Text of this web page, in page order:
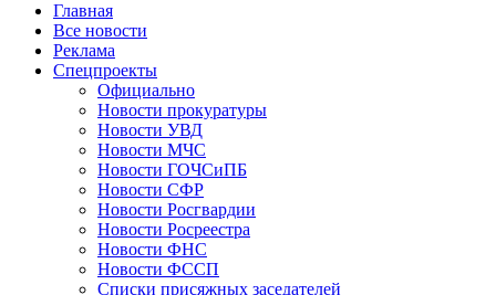
Главная
Все новости
Реклама
Спецпроекты
Официально
Новости прокуратуры
Новости УВД
Новости МЧС
Новости ГОЧСиПБ
Новости СФР
Новости Росгвардии
Новости Росреестра
Новости ФНС
Новости ФССП
Списки присяжных заседателей